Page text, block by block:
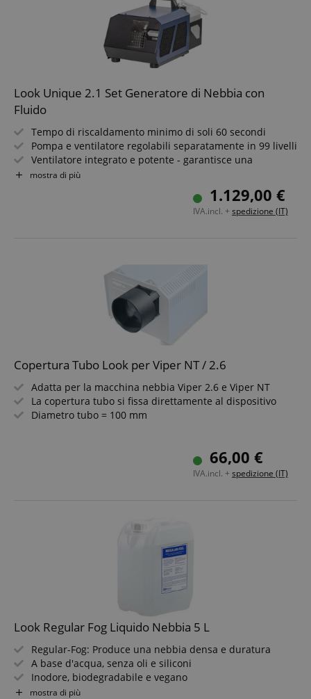
Look Unique 2.1 Set Generatore di Nebbia con
Fluido
Tempo di riscaldamento minimo di soli 60 secondi
Pompa e ventilatore regolabili separatamente in 99 livelli
Ventilatore integrato e potente - garantisce una
distribuzione rapida e omogenea della nebbia
DMX 512 di serie, funzionamento analogico (0 - 10 V) e
mostra di più
1.129,00 €
IVA.incl. + spedizione (IT)
Copertura Tubo Look per Viper NT / 2.6
Adatta per la macchina nebbia Viper 2.6 e Viper NT
La copertura tubo si fissa direttamente al dispositivo
Diametro tubo = 100 mm
66,00 €
IVA.incl. + spedizione (IT)
Look Regular Fog Liquido Nebbia 5 L
Regular-Fog: Produce una nebbia densa e duratura
A base d'acqua, senza oli e siliconi
Inodore, biodegradabile e vegano
In pratico tanica da 5 litri
mostra di più